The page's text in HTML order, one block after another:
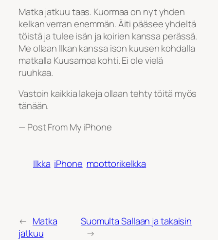
Matka jatkuu taas. Kuormaa on nyt yhden
kelkan verran enemmän. Äiti pääsee yhdeltä
töistä ja tulee isän ja koirien kanssa perässä.
Me ollaan Ilkan kanssa ison kuusen kohdalla
matkalla Kuusamoa kohti. Ei ole vielä
ruuhkaa.
Vastoin kaikkia lakeja ollaan tehty töitä myös
tänään.
— Post From My iPhone
Ilkka iPhone moottorikelkka
← Matka
jatkuu
Suomulta Sallaan ja takaisin
→